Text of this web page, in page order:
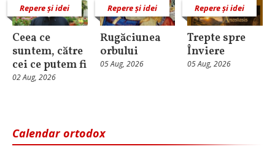
Repere și idei
Ceea ce
suntem, către
cei ce putem fi
02 Aug, 2026
Repere și idei
Rugăciunea
orbului
05 Aug, 2026
Repere și idei
Trepte spre
Înviere
05 Aug, 2026
Calendar ortodox